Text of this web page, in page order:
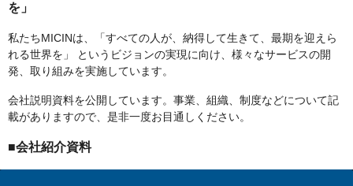
を」
私たちMICINは、「すべての人が、納得して生きて、最期を迎えら
れる世界を」 というビジョンの実現に向け、様々なサービスの開
発、取り組みを実施しています。
会社説明資料を公開しています。事業、組織、制度などについて記
載がありますので、是非一度お目通しください。
■会社紹介資料